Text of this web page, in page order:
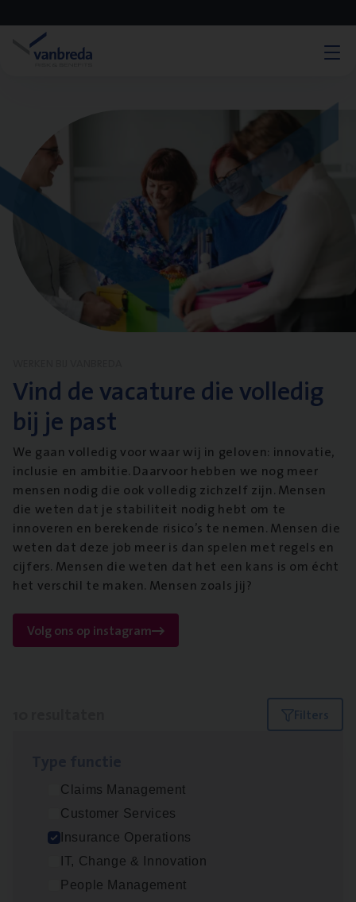
Vind de vacature die volledig
bij je past
We gaan volledig voor waar wij in geloven: innovatie,
inclusie en ambitie. Daarvoor hebben we nog meer
mensen nodig die ook volledig zichzelf zijn. Mensen
die weten dat je stabiliteit nodig hebt om te
innoveren en berekende risico’s te nemen. Mensen die
weten dat deze job meer is dan spelen met regels en
cijfers. Mensen die weten dat het een kans is om écht
het verschil te maken. Mensen zoals jij?
Volg ons op instagram
Filters
Claims Management
Customer Services
Insurance Operations
IT, Change & Innovation
People Management
Insu­ran­ce Bro­ker Trans­port
Antwerpen